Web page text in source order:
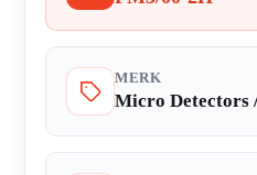
MERK
Micro Detectors